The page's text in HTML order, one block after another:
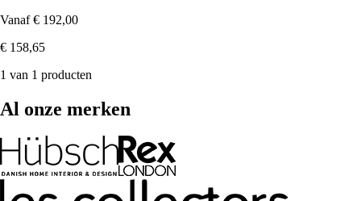
Vanaf € 192,00
€ 158,65
1 van 1 producten
Al onze merken